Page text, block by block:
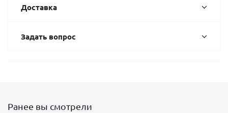
Доставка
Задать вопрос
Ранее вы смотрели